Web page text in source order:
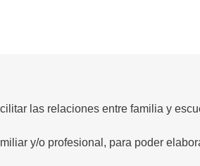
las relaciones entre familia y
y/o profesional, para poder